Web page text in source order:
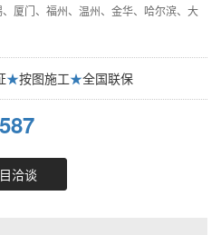
厦门、福州、温州、金华、哈尔滨、大
★按图施工★全国联保
洽谈